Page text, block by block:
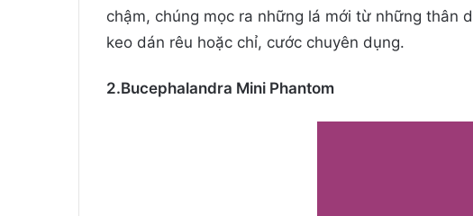
chậm, chúng mọc ra những lá mới từ những thân
keo dán rêu hoặc chỉ, cước chuyên dụng.
2.Bucephalandra Mini Phantom